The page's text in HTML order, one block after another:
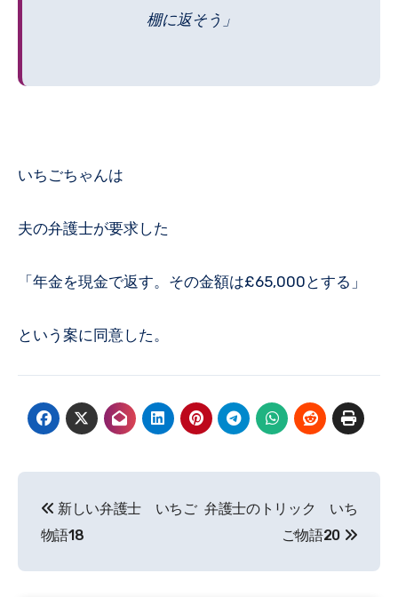
棚に返そう」
いちごちゃんは
夫の弁護士が要求した
「年金を現金で返す。その金額は£65,000とする」
という案に同意した。
稿
ナ
新しい弁護士 いちご
物語18
弁護士のトリック いち
ご物語20